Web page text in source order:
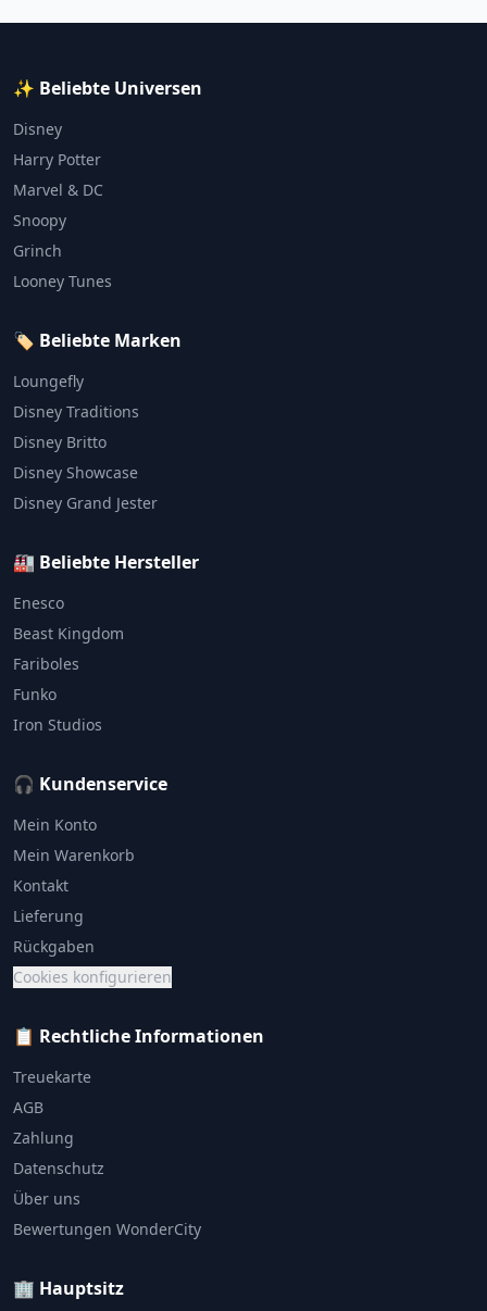
✨ Beliebte Universen
Disney
Harry Potter
Marvel & DC
Snoopy
Grinch
Looney Tunes
🏷️ Beliebte Marken
Loungefly
Disney Traditions
Disney Britto
Disney Showcase
Disney Grand Jester
🏭 Beliebte Hersteller
Enesco
Beast Kingdom
Fariboles
Funko
Iron Studios
🎧 Kundenservice
Mein Konto
Mein Warenkorb
Kontakt
Lieferung
Rückgaben
Cookies konfigurieren
📋 Rechtliche Informationen
Treuekarte
AGB
Zahlung
Datenschutz
Über uns
Bewertungen WonderCity
🏢 Hauptsitz